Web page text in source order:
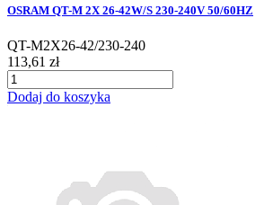
OSRAM QT-M 2X 26-42W/S 230-240V 50/60HZ
QT-M2X26-42/230-240
113,61 zł
Dodaj do koszyka